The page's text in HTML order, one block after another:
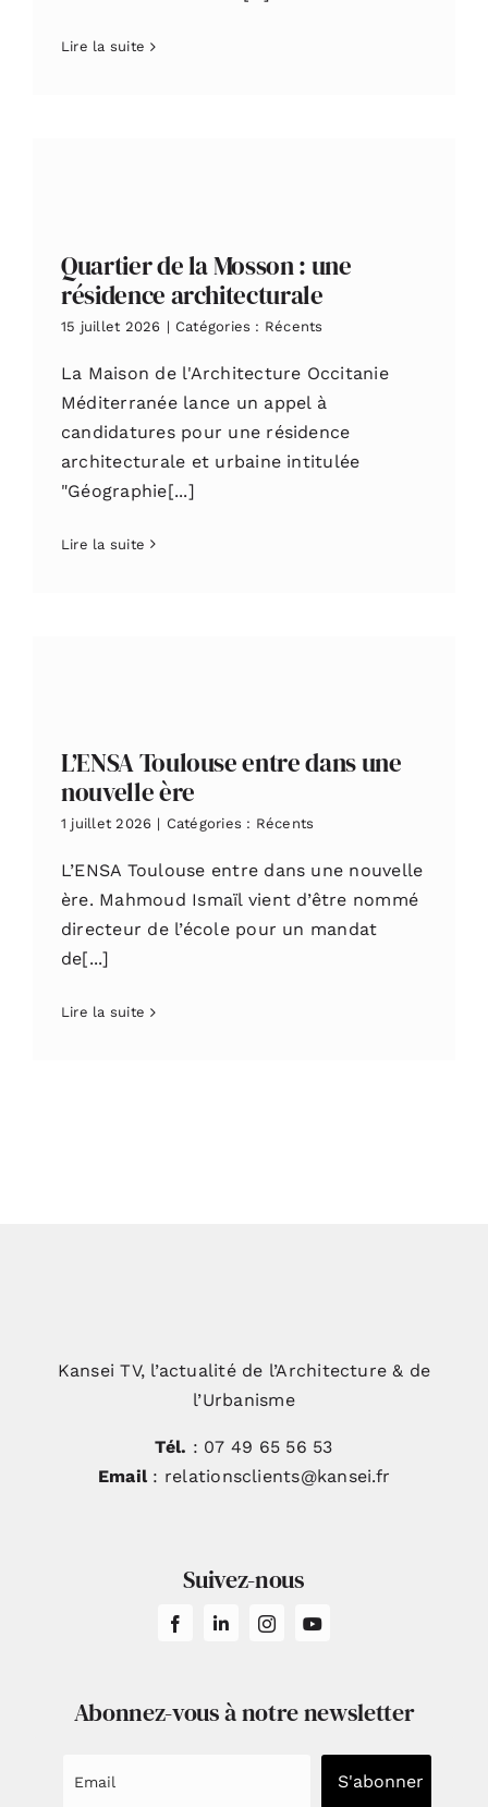
Lire la suite
Quartier de la Mosson : une
résidence architecturale
15 juillet 2026 | Catégories : Récents
La Maison de l'Architecture Occitanie
Méditerranée lance un appel à
candidatures pour une résidence
architecturale et urbaine intitulée
"Géographie[...]
Lire la suite
L’ENSA Toulouse entre dans une
nouvelle ère
1 juillet 2026 | Catégories : Récents
L’ENSA Toulouse entre dans une nouvelle
ère. Mahmoud Ismaïl vient d’être nommé
directeur de l’école pour un mandat
de[...]
Lire la suite
Kansei TV, l’actualité de l’Architecture & de
l’Urbanisme
Tél. : 07 49 65 56 53
Email: relationsclients@kansei.fr
Suivez-nous
Abonnez-vous à notre newsletter
S'abonner